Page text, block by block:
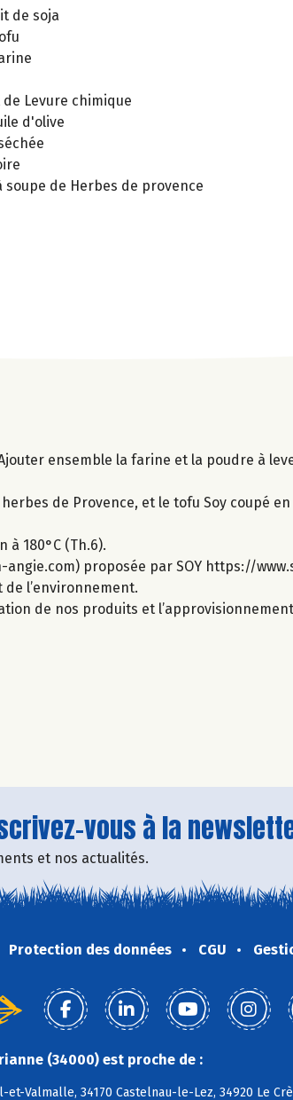
de soja
de Levure chimique
d'olive
soupe de Herbes de provence
ensemble la farine et la poudre à
de Provence, et le tofu Soy coupé
180°C (Th.6).
proposée par SOY https://
l’environnement.
de nos produits et
vous à la
et nos actualités.
Protection des données CGU
(34000) est proche de :
et-Valmalle, 34170 Castelnau-le-Lez, 34920 Le